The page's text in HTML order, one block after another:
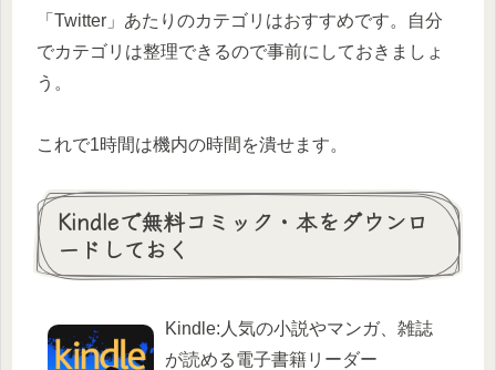
「Twitter」あたりのカテゴリはおすすめです。自分
でカテゴリは整理できるので事前にしておきましょ
う。
これで1時間は機内の時間を潰せます。
Kindleで無料コミック・本をダウンロ
ードしておく
Kindle:人気の小説やマンガ、雑誌
が読める電子書籍リーダー